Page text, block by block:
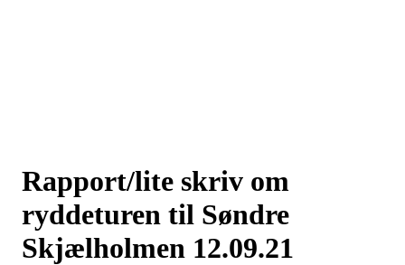
Rapport/lite skriv om
ryddeturen til Søndre
Skjælholmen 12.09.21